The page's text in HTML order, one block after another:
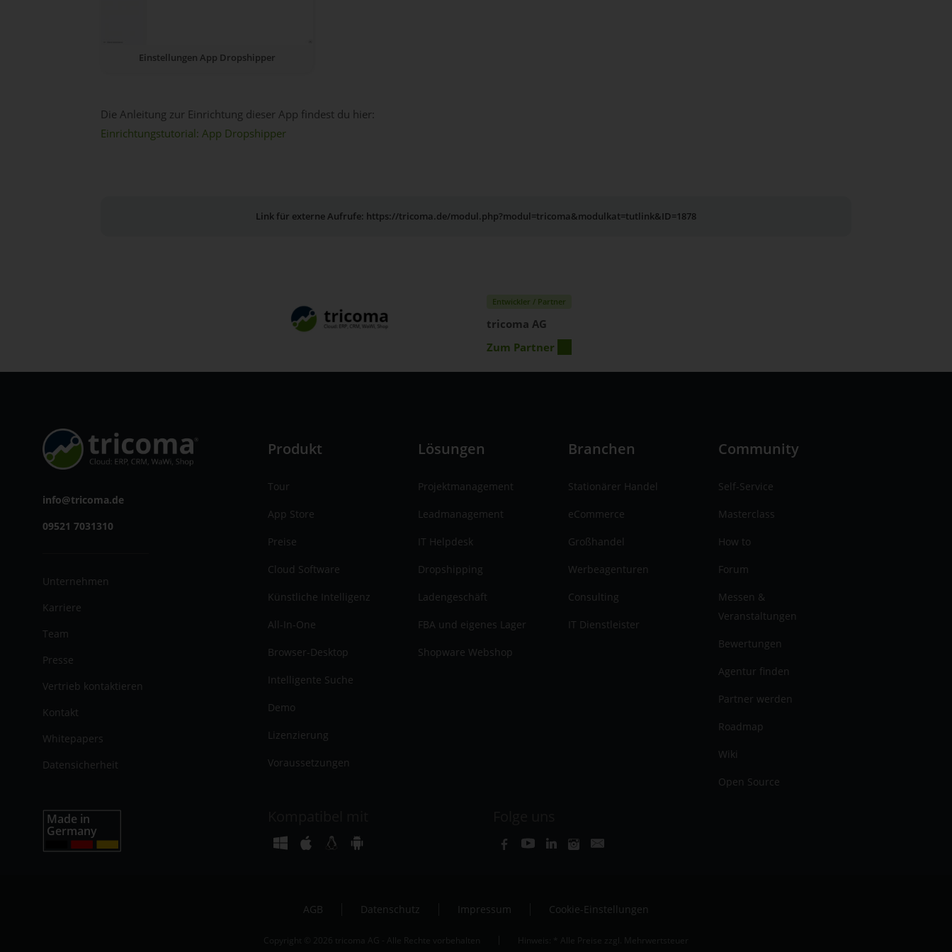
Einstellungen App Dropshipper
Die Anleitung zur Einrichtung dieser App findest du hier:
Einrichtungstutorial: App Dropshipper
Link für externe Aufrufe: https://tricoma.de/modul.php?modul=tricoma&modulkat=tutlink&ID=1878
Entwickler / Partner
tricoma AG
Zum Partner
info@tricoma.de
09521 7031310
Unternehmen
Karriere
Team
Presse
Vertrieb kontaktieren
Kontakt
Whitepapers
Datensicherheit
Produkt
Tour
App Store
Preise
Cloud Software
Künstliche Intelligenz
All-In-One
Browser-Desktop
Intelligente Suche
Demo
Lizenzierung
Voraussetzungen
Lösungen
Projektmanagement
Leadmanagement
IT Helpdesk
Dropshipping
Ladengeschäft
FBA und eigenes Lager
Shopware Webshop
Branchen
Stationärer Handel
eCommerce
Großhandel
Werbeagenturen
Consulting
IT Dienstleister
Community
Self-Service
Masterclass
How to
Forum
Messen &
Veranstaltungen
Bewertungen
Agentur finden
Partner werden
Roadmap
Wiki
Open Source
AGB Datenschutz Impressum Cookie-Einstellungen